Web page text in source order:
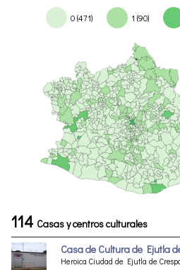
114 Casas y centros culturales
Casa de Cultura de Ejutla
Heroica Ciudad de Ejutla de
0 (471) 1 (90)